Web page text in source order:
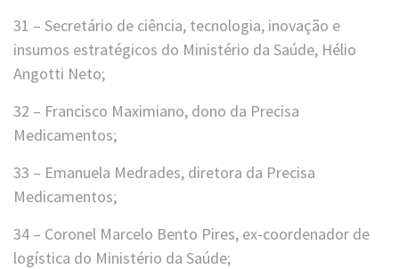
31 – Secretário de ciência, tecnologia, inovação e
insumos estratégicos do Ministério da Saúde, Hélio
Angotti Neto;
32 – Francisco Maximiano, dono da Precisa
Medicamentos;
33 – Emanuela Medrades, diretora da Precisa
Medicamentos;
34 – Coronel Marcelo Bento Pires, ex-coordenador de
logística do Ministério da Saúde;